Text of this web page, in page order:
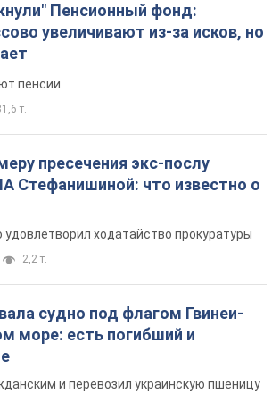
Пенсионный фонд:
увеличивают из-за исков, но
пенсии
т.
пресечения экс-послу
Стефанишиной: что известно о
ходатайство прокуратуры
2,2 т.
судно под флагом Гвинеи-
море: есть погибший и
и перевозил украинскую пшеницу